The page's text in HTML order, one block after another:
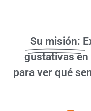
Su misión:
gustativas en
para ver qué